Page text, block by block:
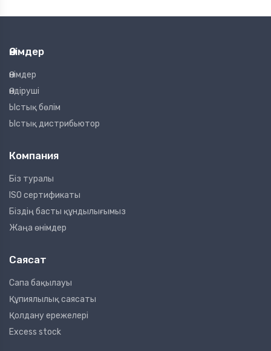
Өнімдер
Өнімдер
Өндіруші
Ыстық бөлім
Ыстық дистрибьютор
Компания
Біз туралы
ISO сертификаты
Біздің басты құндылығымыз
Жаңа өнімдер
Саясат
Сапа бақылауы
Құпиялылық саясаты
Қолдану ережелері
Excess stock